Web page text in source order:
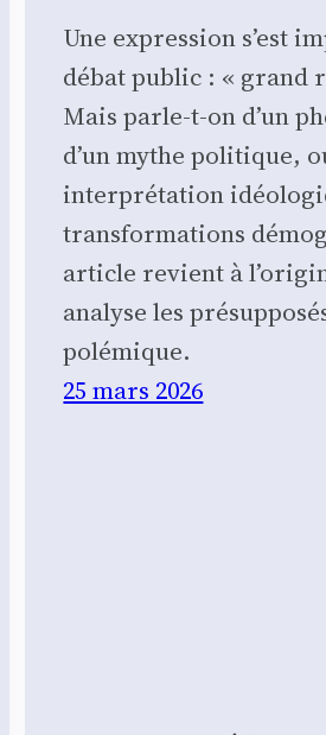
Une expression s’est
débat public : « grand
Mais parle-t-on d’un
d’un mythe politique,
interprétation
transformations
article revient à
analyse les
polémique.
25 mars 2026